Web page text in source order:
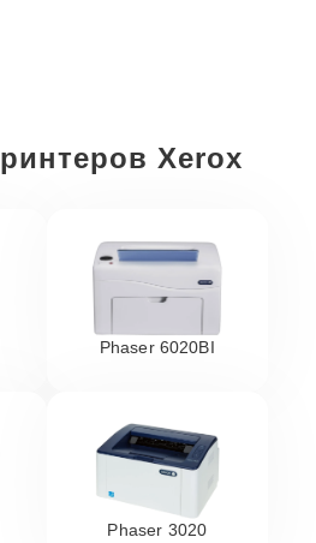
Xerox
Phaser 6020BI
Phaser 3020